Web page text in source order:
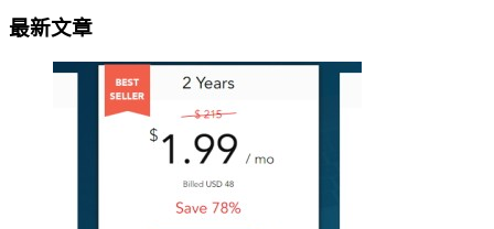
最新文章